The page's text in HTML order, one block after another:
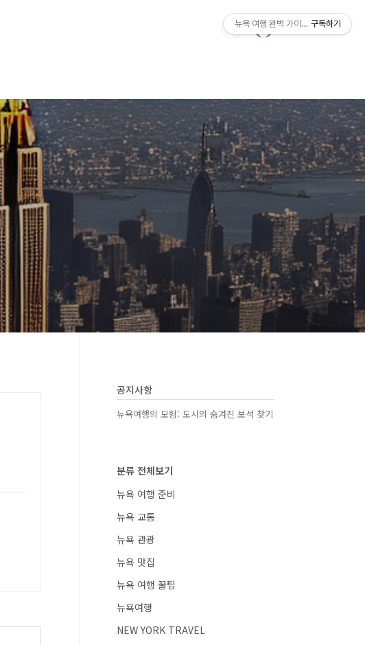
공지사항
뉴욕여행의 모험: 도시의 숨겨진 보석 찾기
분류 전체보기
뉴욕 여행 준비
뉴욕 교통
뉴욕 관광
뉴욕 맛집
뉴욕 여행 꿀팁
뉴욕여행
NEW YORK TRAVEL
뉴욕 여행 완벽 가이드 |구독하기